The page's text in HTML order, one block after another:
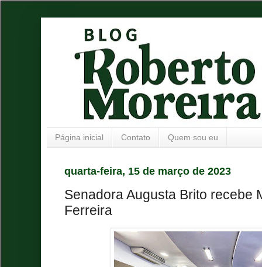
Página inicial Contato Quem sou eu
quarta-feira, 15 de março de 2023
Senadora Augusta Brito recebe
Ferreira